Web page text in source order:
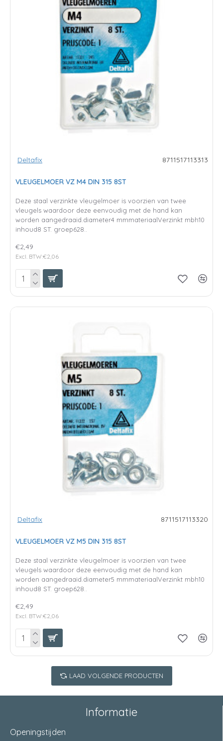
Deltafix 8711517113313
VLEUGELMOER VZ M4 DIN 315 8ST
Deze staal verzinkte vleugelmoer is voorzien van twee
vleugels waardoor deze eenvoudig met de hand kan
worden aangedraaid.diameter4 mmmateriaalVerzinkt mbh10
inhoud8 ST. groep628..
€2,49
Excl. BTW:€2,06
Deltafix 8711517113320
VLEUGELMOER VZ M5 DIN 315 8ST
Deze staal verzinkte vleugelmoer is voorzien van twee
vleugels waardoor deze eenvoudig met de hand kan
worden aangedraaid.diameter5 mmmateriaalVerzinkt mbh10
inhoud8 ST. groep628..
€2,49
Excl. BTW:€2,06
LAAD VOLGENDE PRODUCTEN
Informatie
Openingstijden